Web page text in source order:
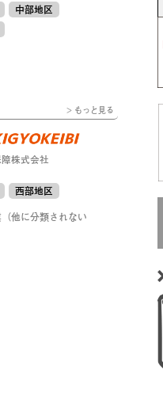
中部地区
> もっと見る
株式会社
西部地区
他に分類されない